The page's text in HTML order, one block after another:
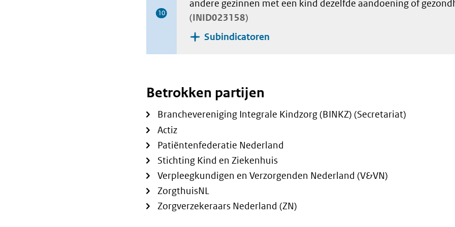
10
andere gezinnen met een kind dezelfde aandoening of
INID023158
Subindicatoren
Betrokken partijen
Branchevereniging Integrale Kindzorg (BINKZ) (Secretariat)
Actiz
Patiëntenfederatie Nederland
Stichting Kind en Ziekenhuis
Verpleegkundigen en Verzorgenden Nederland (V&VN)
ZorgthuisNL
Zorgverzekeraars Nederland (ZN)